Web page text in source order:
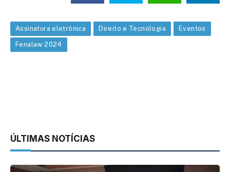
Assinatura eletrônica Direito e Tecnologia Eventos
Fenalaw 2024
ÚLTIMAS NOTÍCIAS